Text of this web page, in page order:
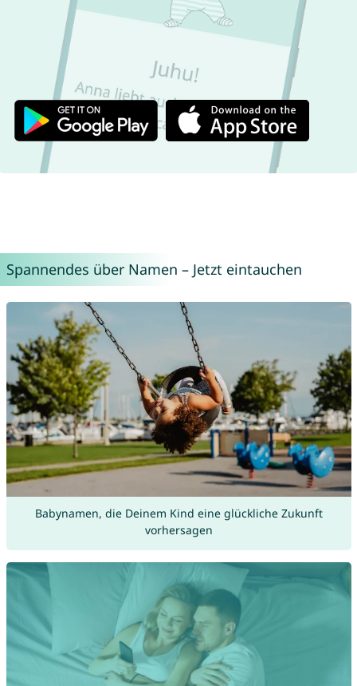
Spannendes über Namen – Jetzt eintauchen
Babynamen, die Deinem Kind eine glückliche Zukunft
vorhersagen